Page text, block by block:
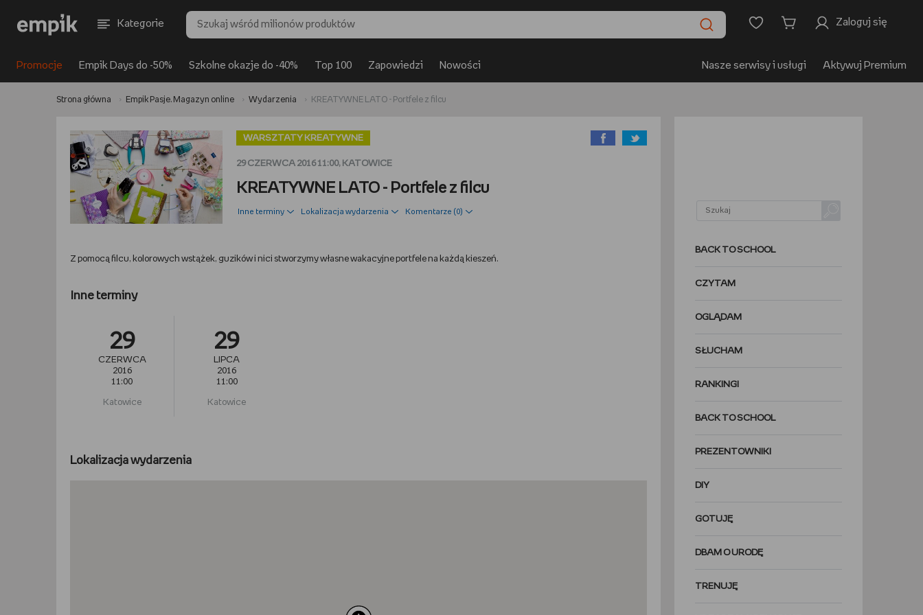
Kategorie Zaloguj się
Promocje Empik Days do -50% Szkolne okazje do -40% Top 100 Zapowiedzi Nowości Nasze serwisy i usługi Aktywuj Premium
Strona główna Empik Pasje. Magazyn online Wydarzenia KREATYWNE LATO - Portfele z filcu
WARSZTATY KREATYWNE
29 CZERWCA 2016 11:00, KATOWICE
KREATYWNE LATO - Portfele z filcu
Inne terminy Lokalizacja wydarzenia Komentarze (0)
Z pomocą filcu, kolorowych wstążek, guzików i nici stworzymy własne wakacyjne portfele na każdą kieszeń.
Inne terminy
29
CZERWCA
2016
11:00
Katowice
29
LIPCA
2016
11:00
Katowice
Lokalizacja wydarzenia
BACK TO SCHOOL
CZYTAM
OGLĄDAM
SŁUCHAM
RANKINGI
BACK TO SCHOOL
PREZENTOWNIKI
DIY
GOTUJĘ
DBAM O URODĘ
TRENUJĘ